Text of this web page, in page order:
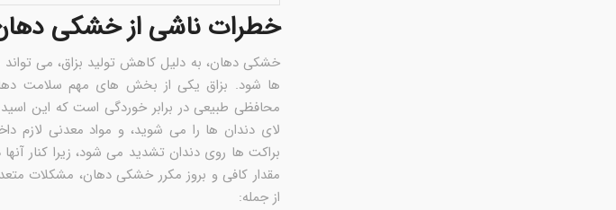
خطرات ناشی از خشکی
خشکی دهان، به دلیل کاهش تولید بزاق، می
ها شود. بزاق یکی از بخش های مهم سلامت
محافظی طبیعی در برابر خوردگی است که این اسید
لای دندان ها را می شوید، و مواد معدنی لازم
براکت ها روی دندان تشدید می شود، زیرا کنار
مقدار کافی و بروز مکرر خشکی دهان، مشکلات
از جمله: